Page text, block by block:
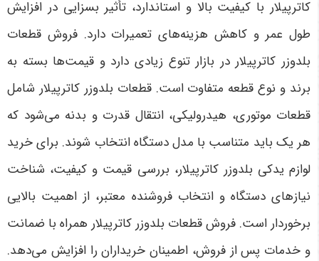
کاترپیلار با کیفیت بالا و استاندارد، تأثیر بسزایی در افزایش
طول عمر و کاهش هزینه‌های تعمیرات دارد. فروش قطعات
بلدوزر کاترپیلار در بازار تنوع زیادی دارد و قیمت‌ها بسته به
برند و نوع قطعه متفاوت است. قطعات بلدوزر کاترپیلار شامل
قطعات موتوری، هیدرولیکی، انتقال قدرت و بدنه می‌شود که
هر یک باید متناسب با مدل دستگاه انتخاب شوند. برای خرید
لوازم یدکی بلدوزر کاترپیلار، بررسی قیمت و کیفیت، شناخت
نیازهای دستگاه و انتخاب فروشنده معتبر، از اهمیت بالایی
برخوردار است. فروش قطعات بلدوزر کاترپیلار همراه با ضمانت
و خدمات پس از فروش، اطمینان خریداران را افزایش می‌دهد.